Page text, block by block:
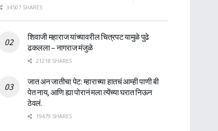
34507 SHARES
शिवाजी महाराज यांच्यावरील चित्रपट यामुळे पुढे
ढकलला – नागराज मंजुळे
21218 SHARES
जात अन जातीचा पेट: म्हाराच्या हातचं आम्ही पाणी बी
पेत नाय, आणि ह्या पोरानं मला त्येंच्या घरात निऊन
ठेवलं.
19479 SHARES